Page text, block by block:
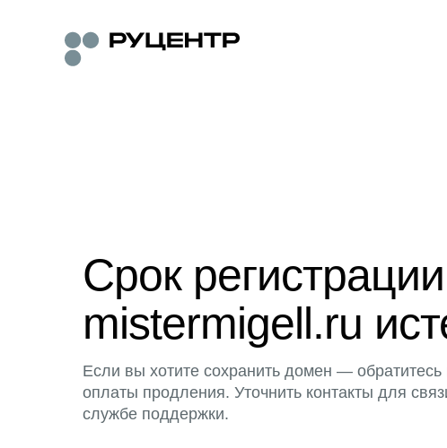
Срок
mistermigell.ru
Если вы хотите сохранить домен — обратитесь
оплаты продления. Уточнить контакты для
службе поддержки.